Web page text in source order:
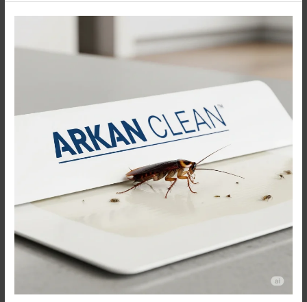
شركة
أركان
لمكافحة
مصر:
للمستشفيات
والمنازل
اتصل
الآن
01091560420